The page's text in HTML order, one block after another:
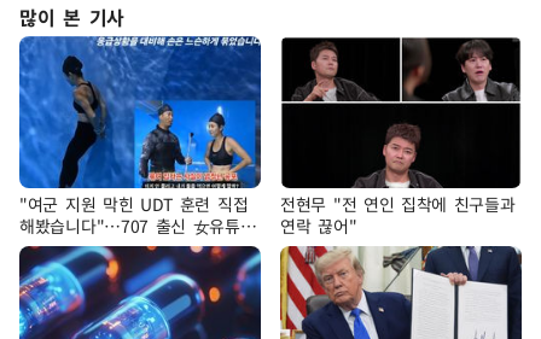
많이 본 기사
"여군 지원 막힌 UDT 훈련 직접
해봤습니다"…707 출신 女유튜버
'완벽 소화'
전현무 "전 연인 집착에 친구들과
연락 끊어"